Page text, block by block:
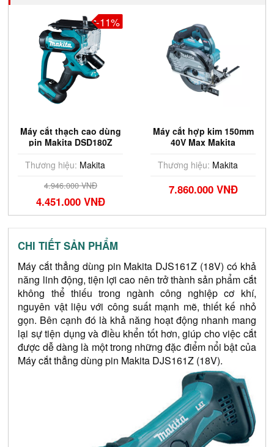
Máy cắt thạch cao dùng
pin Makita DSD180Z
Thương hiệu: Makita
4.946.000 VNĐ
4.451.000 VNĐ
-11%
Máy cắt hợp kim 150mm
40V Max Makita
Sạc)
Thương hiệu: Makita
7.860.000 VNĐ
CHI TIẾT SẢN PHẨM
Máy cắt thẳng dùng pin Makita DJS161Z (18V) có khả
năng linh động, tiện lợi cao nên trở thành sản phẩm cắt
không thể thiếu trong ngành công nghiệp cơ khí,
nguyên vật liệu với công suất mạnh mẽ, thiết kế nhỏ
gọn. Bên cạnh đó là khả năng hoạt động nhanh mang
lại sự tiện dụng và điều khển tốt hơn, giúp cho việc cắt
được dễ dàng là một trong những đặc điểm nổi bật của
Máy cắt thẳng dùng pin Makita DJS161Z (18V).